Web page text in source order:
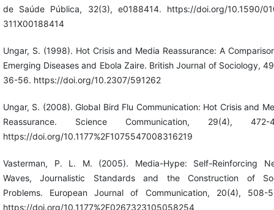
de Saúde Pública, 32(3), e0188414. https://doi.org/10.1590/
311X00188414
Ungar, S. (1998). Hot Crisis and Media Reassurance: A
Emerging Diseases and Ebola Zaire. British Journal of Sociology,
36-56. https://doi.org/10.2307/591262
Ungar, S. (2008). Global Bird Flu Communication: Hot Crisis and
Reassurance. Science Communication, 29(4), 472-
https://doi.org/10.1177%2F1075547008316219
Vasterman, P. L. M. (2005). Media-Hype: Self-Reinforcing
Waves, Journalistic Standards and the Construction of
Problems. European Journal of Communication, 20(4), 508-
https://doi.org/10.1177%2F0267323105058254